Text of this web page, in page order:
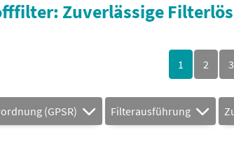
Zuverlässige
1 2 3
(GPSR) Filterausführung